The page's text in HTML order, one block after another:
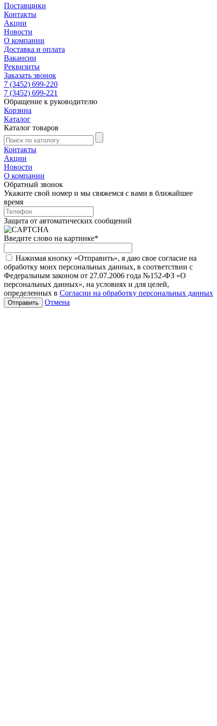
Поставщики
Контакты
Акции
Новости
О компании
Доставка и оплата
Вакансии
Реквизиты
Заказать звонок
7 (3452) 699-220
7 (3452) 699-221
Обращение к руководителю
Корзина
Каталог
Каталог товаров
Контакты
Акции
Новости
О компании
Обратный звонок
Укажите свой номер и мы свяжемся с вами в ближайшее
время
Защита от автоматических сообщений
Введите слово на картинке*
Нажимая кнопку «Отправить», я даю свое согласие на
обработку моих персональных данных, в соответствии с
Федеральным законом от 27.07.2006 года №152-ФЗ «О
персональных данных», на условиях и для целей,
определенных в Согласии на обработку персональных данных
Отмена